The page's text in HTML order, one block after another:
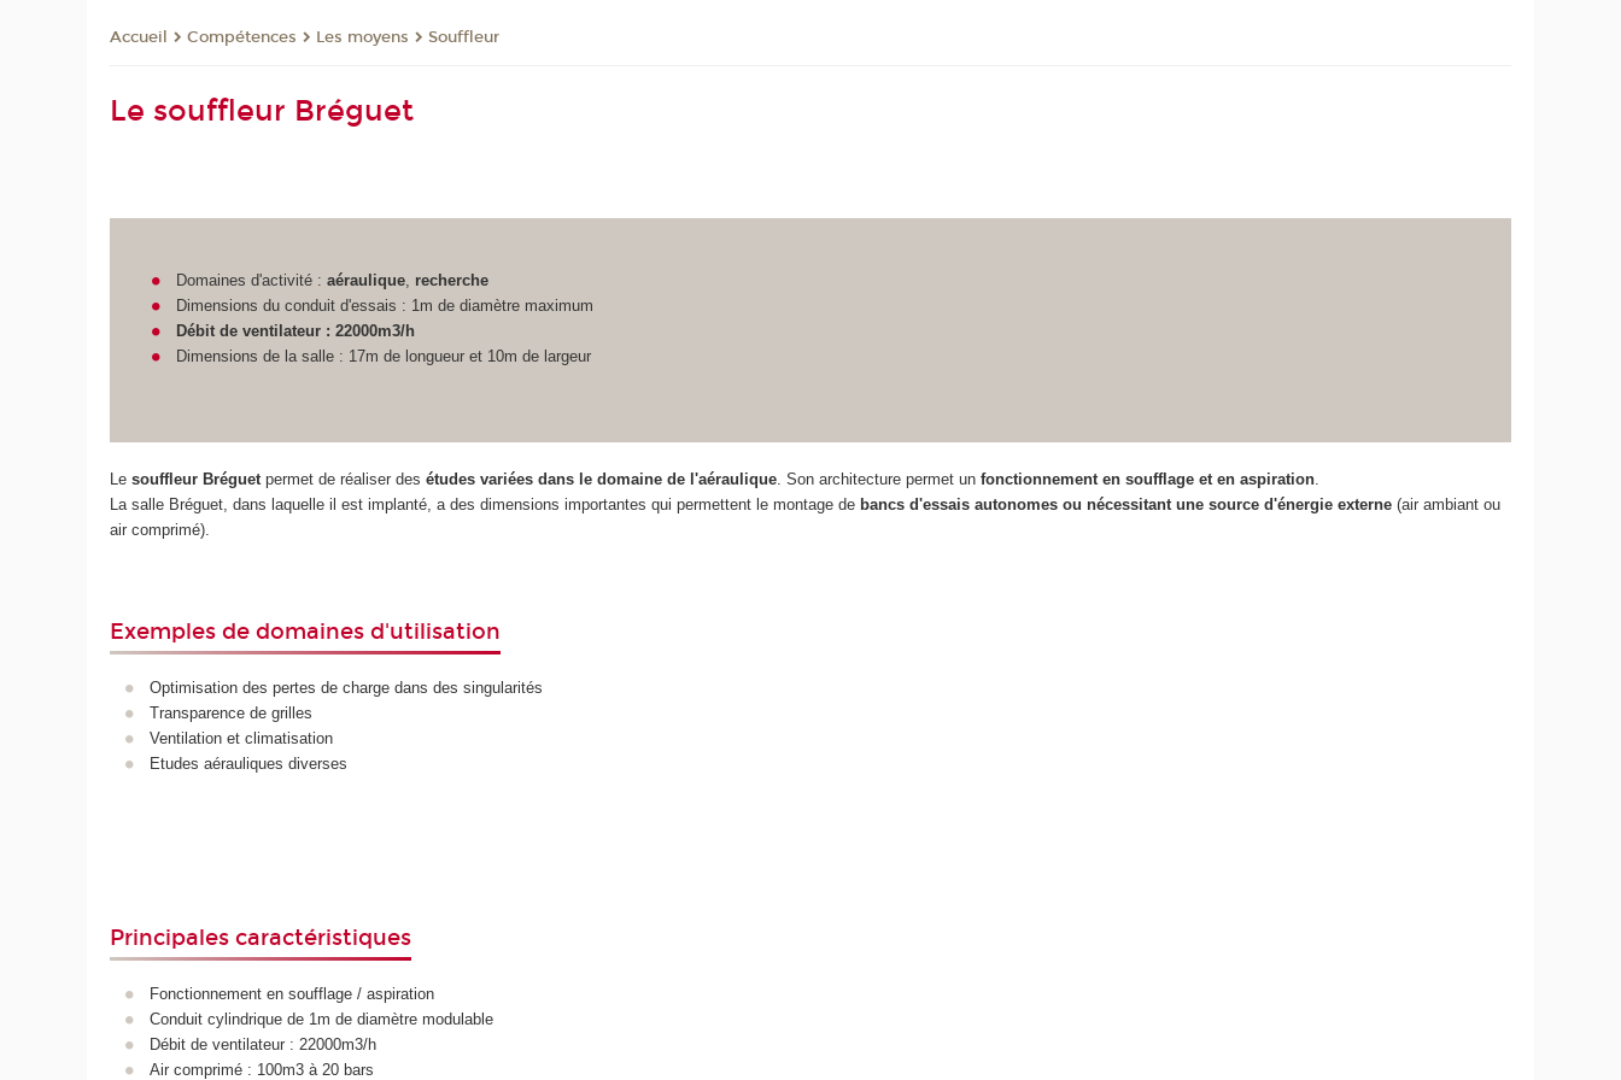
Accueil Compétences Les moyens Souffleur
Le souffleur Bréguet
Domaines d'activité : aéraulique, recherche
Dimensions du conduit d'essais : 1m de diamètre maximum
Débit de ventilateur : 22000m3/h
Dimensions de la salle : 17m de longueur et 10m de largeur
Lesouffleur Bréguet permet de réaliser desétudes variées dans le domaine de l'aéraulique . Son architecture permet unfonctionnement en soufflage et en aspiration
La salle Bréguet, dans laquelle il est implanté, a des dimensions importantes qui permettent le montage de bancs d'essais autonomes ou nécessitant une source d'énergie externe (air ambiant ou
air comprimé).
Exemples de domaines d'utilisation
Optimisation des pertes de charge dans des singularités
Transparence de grilles
Ventilation et climatisation
Etudes aérauliques diverses
Principales caractéristiques
Fonctionnement en soufflage / aspiration
Conduit cylindrique de 1m de diamètre modulable
Débit de ventilateur : 22000m3/h
Air comprimé : 100m3 à 20 bars